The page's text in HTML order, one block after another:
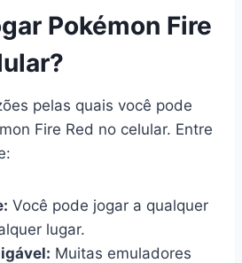
Pokémon Fire
pelas quais você pode
Fire Red no celular. Entre
Você pode jogar a qualquer
lugar.
Muitas emuladores